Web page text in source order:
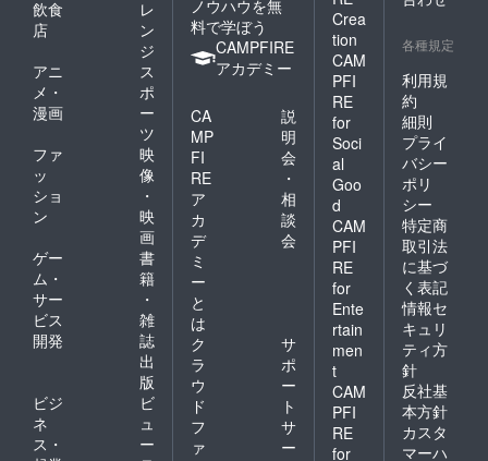
さい。
者様と
の連絡
方法：
詳細は
メール
で連絡
いたし
ます。
飲食
店
レ
ン
ジ
アニ
メ・
漫画
ス
ポ
ー
ツ
ファ
ッ
ショ
ン
映
像
・
映
画
ゲー
ム・
サー
ビス
開発
書
籍
・
雑
誌
出
版
ビジ
ネ
ス・
ビ
ュ
ー
ノウハウを無
料で学ぼう
CAMPFIRE
アカデミー
CA
MP
FI
RE
ア
カ
デ
ミ
ー
と
は
説
明
会
・
相
談
会
ク
ラ
ウ
ド
フ
ァ
サ
ポ
ー
ト
サ
ー
Crea
tion
CAM
PFI
RE
for
Soci
al
Goo
d
CAM
PFI
RE
for
Ente
rtain
men
t
CAM
PFI
RE
for
各種規定
利用規
約
細則
プライ
バシー
ポリ
シー
特定商
取引法
に基づ
く表記
情報セ
キュリ
ティ方
針
反社基
本方針
カスタ
マーハ